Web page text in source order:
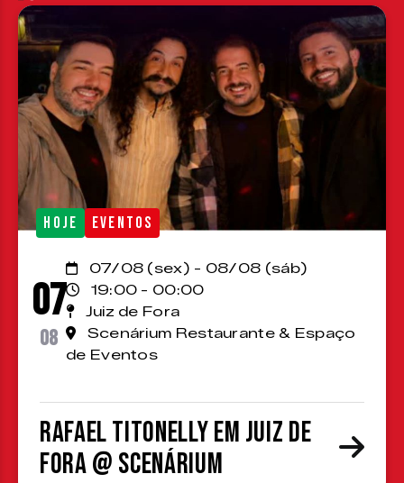
HOJE EVENTOS
07
08
07/08 (sex) - 08/08 (sáb)
19:00 - 00:00
Juiz de Fora
Scenárium Restaurante & Espaço
de Eventos
Rafael Titonelly em Juiz de
Fora @ Scenárium